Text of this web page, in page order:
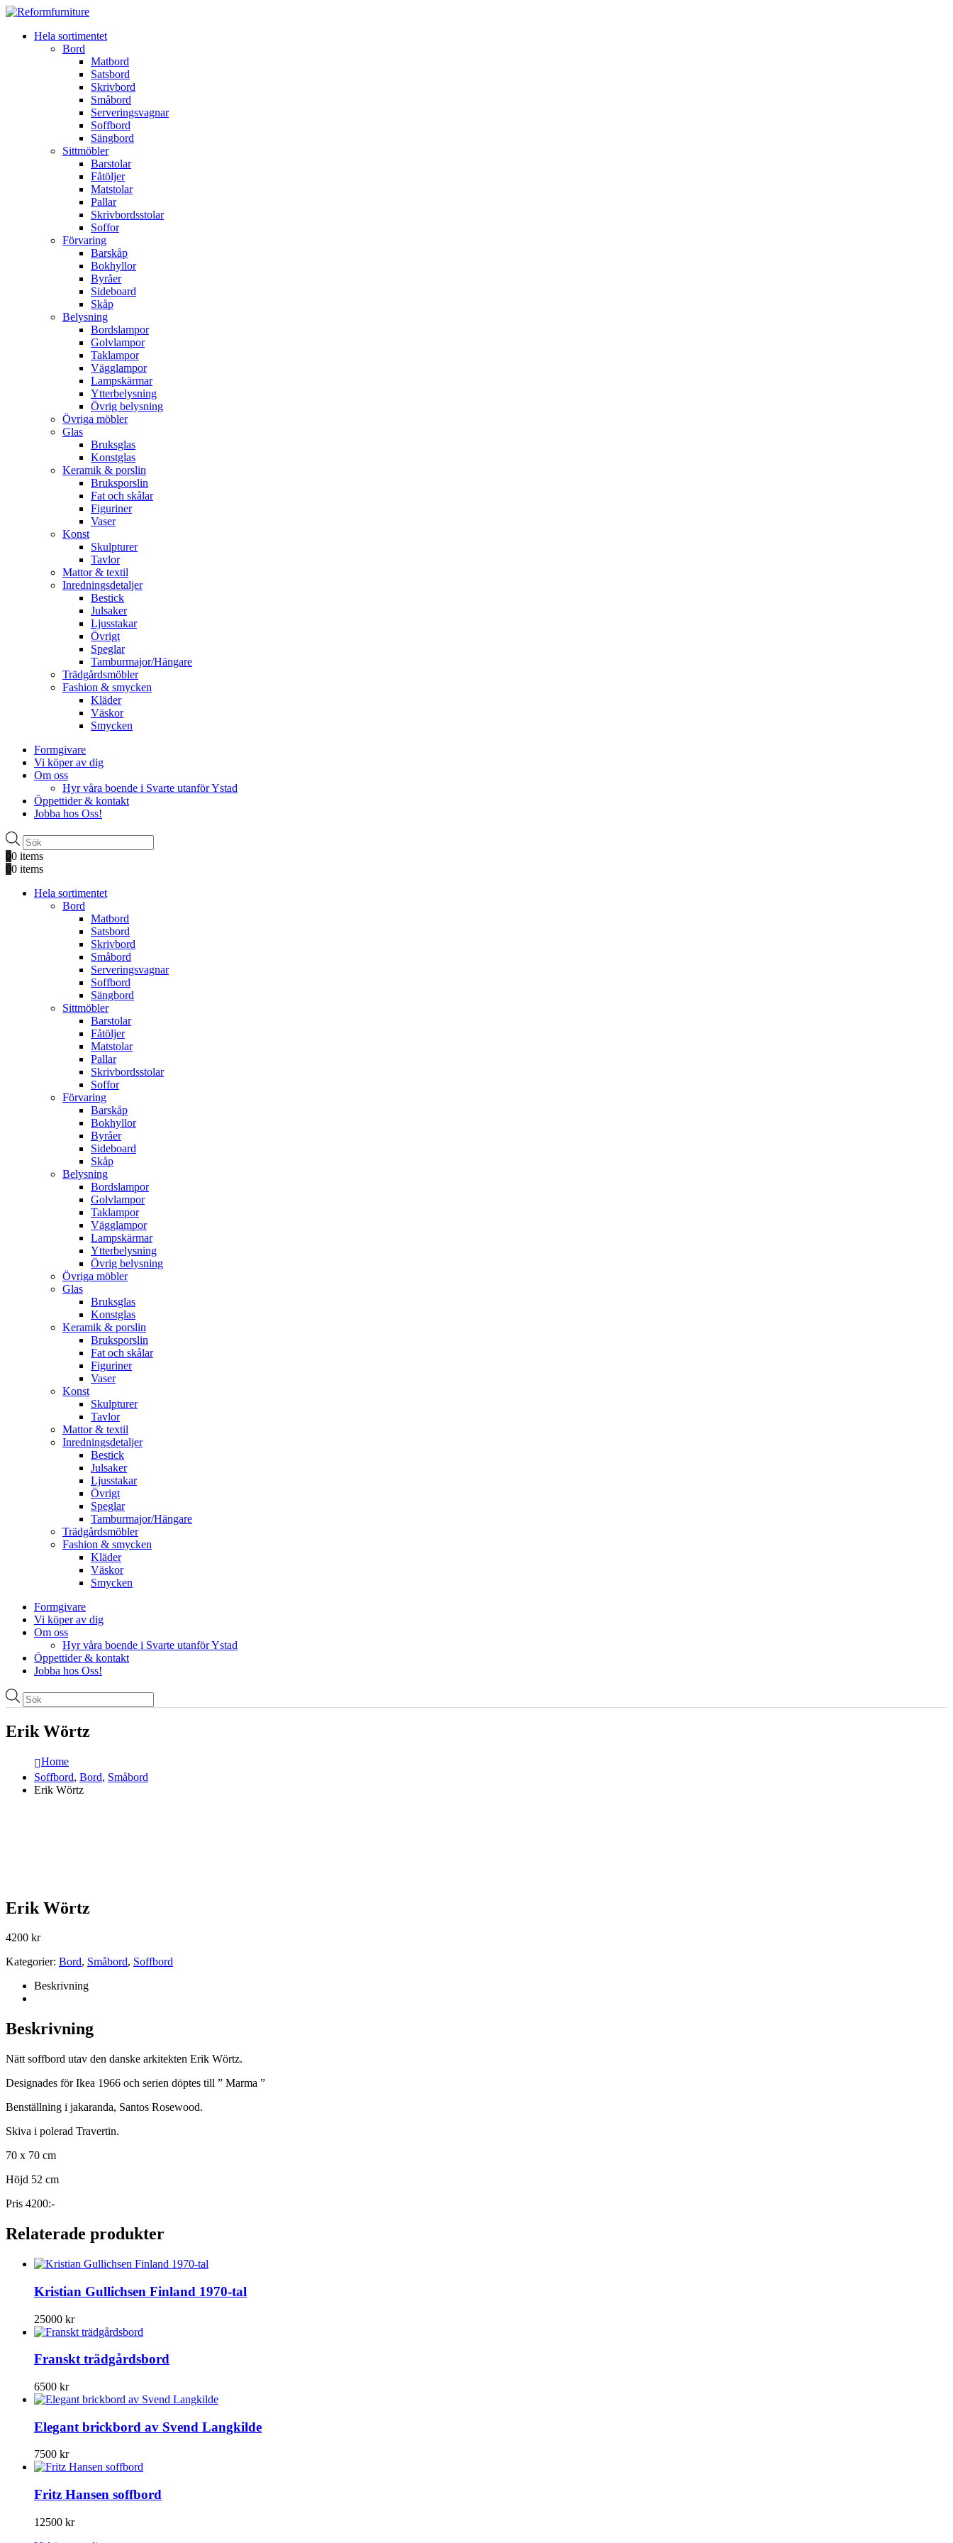
Hela sortimentet
Bord
Matbord
Satsbord
Skrivbord
Småbord
Serveringsvagnar
Soffbord
Sängbord
Sittmöbler
Barstolar
Fåtöljer
Matstolar
Pallar
Skrivbordsstolar
Soffor
Förvaring
Barskåp
Bokhyllor
Byråer
Sideboard
Skåp
Belysning
Bordslampor
Golvlampor
Taklampor
Vägglampor
Lampskärmar
Ytterbelysning
Övrig belysning
Övriga möbler
Glas
Bruksglas
Konstglas
Keramik & porslin
Bruksporslin
Fat och skålar
Figuriner
Vaser
Konst
Skulpturer
Tavlor
Mattor & textil
Inredningsdetaljer
Bestick
Julsaker
Ljusstakar
Övrigt
Speglar
Tamburmajor/Hängare
Trädgårdsmöbler
Fashion & smycken
Kläder
Väskor
Smycken
Formgivare
Vi köper av dig
Om oss
Hyr våra boende i Svarte utanför Ystad
Öppettider & kontakt
Jobba hos Oss!
Produktsökning
00 items
00 items
Hela sortimentet
Bord
Matbord
Satsbord
Skrivbord
Småbord
Serveringsvagnar
Soffbord
Sängbord
Sittmöbler
Barstolar
Fåtöljer
Matstolar
Pallar
Skrivbordsstolar
Soffor
Förvaring
Barskåp
Bokhyllor
Byråer
Sideboard
Skåp
Belysning
Bordslampor
Golvlampor
Taklampor
Vägglampor
Lampskärmar
Ytterbelysning
Övrig belysning
Övriga möbler
Glas
Bruksglas
Konstglas
Keramik & porslin
Bruksporslin
Fat och skålar
Figuriner
Vaser
Konst
Skulpturer
Tavlor
Mattor & textil
Inredningsdetaljer
Bestick
Julsaker
Ljusstakar
Övrigt
Speglar
Tamburmajor/Hängare
Trädgårdsmöbler
Fashion & smycken
Kläder
Väskor
Smycken
Formgivare
Vi köper av dig
Om oss
Hyr våra boende i Svarte utanför Ystad
Öppettider & kontakt
Jobba hos Oss!
Produktsökning
Erik Wörtz
Home
Soffbord, Bord, Småbord
Erik Wörtz
Erik Wörtz
4200 kr
Kategorier: Bord, Småbord, Soffbord
Beskrivning
Beskrivning
Nätt soffbord utav den danske arkitekten Erik Wörtz.
Designades för Ikea 1966 och serien döptes till ” Marma ”
Benställning i jakaranda, Santos Rosewood.
Skiva i polerad Travertin.
70 x 70 cm
Höjd 52 cm
Pris 4200:-
Relaterade produkter
Kristian Gullichsen Finland 1970-tal
25000 kr
Franskt trädgårdsbord
6500 kr
Elegant brickbord av Svend Langkilde
7500 kr
Fritz Hansen soffbord
12500 kr